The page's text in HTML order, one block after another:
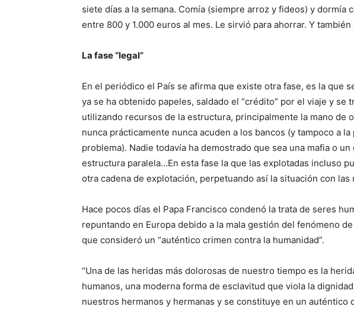
siete días a la semana. Comía (siempre arroz y fideos) y dormía
entre 800 y 1.000 euros al mes. Le sirvió para ahorrar. Y también
La fase “legal”
En el periódico el País se afirma que existe otra fase, es la que
ya se ha obtenido papeles, saldado el “crédito” por el viaje y se
utilizando recursos de la estructura, principalmente la mano de
nunca prácticamente nunca acuden a los bancos (y tampoco a
problema). Nadie todavía ha demostrado que sea una mafia o
estructura paralela…En esta fase la que las explotadas incluso
otra cadena de explotación, perpetuando así la situación con las
Hace pocos días el Papa Francisco condenó la trata de seres
repuntando en Europa debido a la mala gestión del fenómeno
que consideró un “auténtico crimen contra la humanidad”.
“Una de las heridas más dolorosas de nuestro tiempo es la
humanos, una moderna forma de esclavitud que viola la
nuestros hermanos y hermanas y se constituye en un auténtico